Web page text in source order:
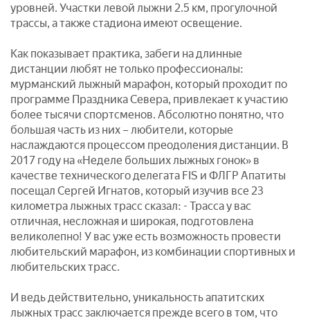
уровней. Участки левой лыжни 2.5 км, прогулочной
трассы, а также стадиона имеют освещение.
Как показывает практика, забеги на длинные
дистанции любят не только профессионалы:
мурманский лыжный марафон, который проходит по
программе Праздника Севера, привлекает к участию
более тысячи спортсменов. Абсолютно понятно, что
большая часть из них – любители, которые
наслаждаются процессом преодоления дистанции. В
2017 году на «Неделе больших лыжных гонок» в
качестве технического делегата FIS и ФЛГР Апатиты
посещал Сергей Игнатов, который изучив все 23
километра лыжных трасс сказал: - Трасса у вас
отличная, несложная и широкая, подготовлена
великолепно! У вас уже есть возможность провести
любительский марафон, из комбинации спортивных и
любительских трасс.
И ведь действительно, уникальность апатитских
лыжных трасс заключается прежде всего в том, что